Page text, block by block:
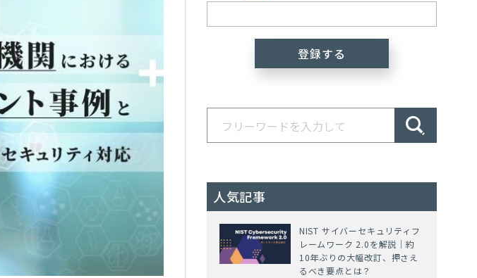
人気記事
NIST サイバーセキュリティフ
レームワーク 2.0を解説｜約
10年ぶりの大幅改訂、押さえ
るべき要点とは？